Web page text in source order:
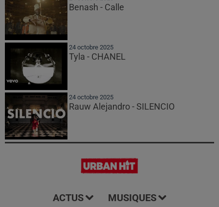
Benash - Calle
24 octobre 2025
Tyla - CHANEL
24 octobre 2025
Rauw Alejandro - SILENCIO
ACTUS MUSIQUES